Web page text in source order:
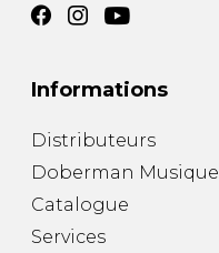
Informations
Distributeurs
Doberman Musique
Catalogue
Services